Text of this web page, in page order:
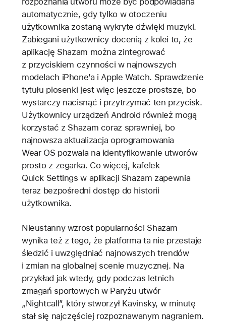
automatycznie, gdy tylko w otoczeniu
użytkownika zostaną wykryte dźwięki muzyki.
Zabiegani użytkownicy docenią z kolei to, że
aplikację Shazam można zintegrować
z przyciskiem czynności w najnowszych
modelach iPhone’a i Apple Watch. Sprawdzenie
tytułu piosenki jest więc jeszcze prostsze, bo
wystarczy nacisnąć i przytrzymać ten przycisk.
Użytkownicy urządzeń Android również mogą
korzystać z Shazam coraz sprawniej, bo
najnowsza aktualizacja oprogramowania
Wear OS pozwala na identyfikowanie utworów
prosto z zegarka. Co więcej, kafelek
Quick Settings w aplikacji Shazam zapewnia
teraz bezpośredni dostęp do historii
użytkownika.
Nieustanny wzrost popularności Shazam
wynika też z tego, że platforma ta nie przestaje
śledzić i uwzględniać najnowszych trendów
i zmian na globalnej scenie muzycznej. Na
przykład jak wtedy, gdy podczas letnich
zmagań sportowych w Paryżu utwór
„Nightcall”, który stworzył Kavinsky, w minutę
stał się najczęściej rozpoznawanym nagraniem.